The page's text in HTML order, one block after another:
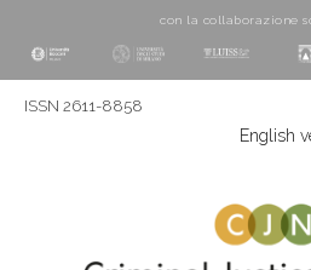
con la collaborazione
ISSN 2611-8858
English